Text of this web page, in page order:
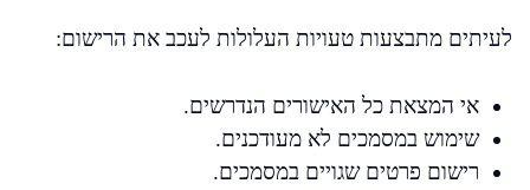
לעיתים מתבצעות טעויות העלולות לעכב את הרישום:
אי המצאת כל האישורים הנדרשים.
שימוש במסמכים לא מעודכנים.
רישום פרטים שגויים במסמכים.